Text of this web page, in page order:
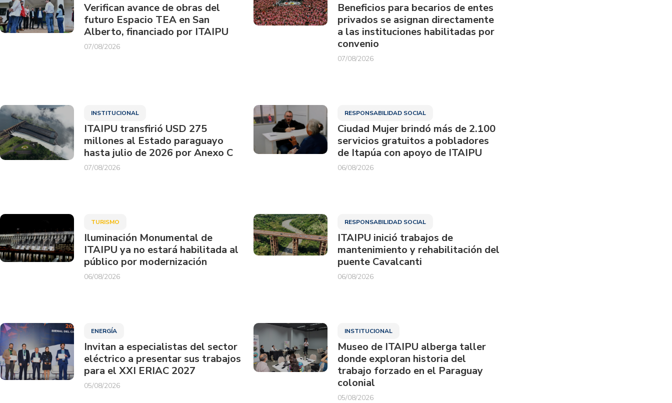
Verifican avance de obras del
futuro Espacio TEA en San
Alberto, financiado por ITAIPU
07/08/2026
Beneficios para becarios de entes
privados se asignan directamente
a las instituciones habilitadas por
convenio
07/08/2026
INSTITUCIONAL
ITAIPU transfirió USD 275
millones al Estado paraguayo
hasta julio de 2026 por Anexo C
07/08/2026
RESPONSABILIDAD SOCIAL
Ciudad Mujer brindó más de 2.100
servicios gratuitos a pobladores
de Itapúa con apoyo de ITAIPU
06/08/2026
TURISMO
Iluminación Monumental de
ITAIPU ya no estará habilitada al
público por modernización
06/08/2026
RESPONSABILIDAD SOCIAL
ITAIPU inició trabajos de
mantenimiento y rehabilitación del
puente Cavalcanti
06/08/2026
ENERGÍA
Invitan a especialistas del sector
eléctrico a presentar sus trabajos
para el XXI ERIAC 2027
05/08/2026
INSTITUCIONAL
Museo de ITAIPU alberga taller
donde exploran historia del
trabajo forzado en el Paraguay
colonial
05/08/2026